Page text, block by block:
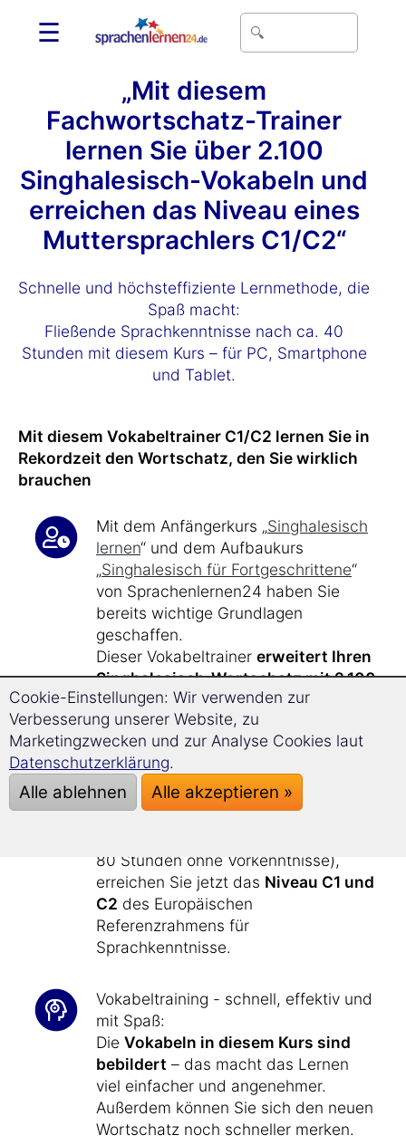
☰
„Mit diesem
Fachwortschatz-Trainer
lernen Sie über 2.100
Singhalesisch-Vokabeln und
erreichen das Niveau eines
Muttersprachlers C1/C2“
Schnelle und höchsteffiziente Lernmethode, die
Spaß macht:
Fließende Sprachkenntnisse nach ca. 40
Stunden mit diesem Kurs – für PC, Smartphone
und Tablet.
Mit diesem Vokabeltrainer C1/C2 lernen Sie in
Rekordzeit den Wortschatz, den Sie wirklich
brauchen
Mit dem Anfängerkurs „Singhalesisch
lernen“ und dem Aufbaukurs
„Singhalesisch für Fortgeschrittene“
von Sprachenlernen24 haben Sie
bereits wichtige Grundlagen
geschaffen.
Dieser Vokabeltrainer erweitert Ihren
Singhalesisch-Wortschatz mit 2.100
Vokabeln
Bei nur 17 Minuten Lernzeitam Tag
lernen Sie effizient und zielgerichtet.
Nach etwa 40 Stunden Lernzeit mit
diesem Kurs, aufbauend auf dem
80 Stunden ohne Vorkenntnisse),
erreichen Sie jetzt das Niveau C1 und
C2 des Europäischen
Referenzrahmens für
Sprachkenntnisse.
Vokabeltraining - schnell, effektiv und
mit Spaß:
Die Vokabeln in diesem Kurs sind
bebildert – das macht das Lernen
viel einfacher und angenehmer.
Außerdem können Sie sich den neuen
Wortschatz noch schneller merken.
Cookie-Einstellungen: Wir verwenden zur
Verbesserung unserer Website, zu
Marketingzwecken und zur Analyse Cookies laut
Datenschutzerklärung.
Alle ablehnen Alle akzeptieren »